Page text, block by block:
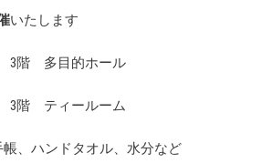
いたします
階 多目的ホール
階 ティールーム
、ハンドタオル、水分など